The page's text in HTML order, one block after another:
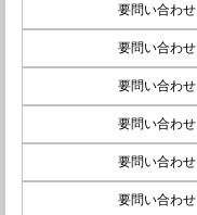
要問い合わせ
要問い合わせ
要問い合わせ
要問い合わせ
要問い合わせ
要問い合わせ